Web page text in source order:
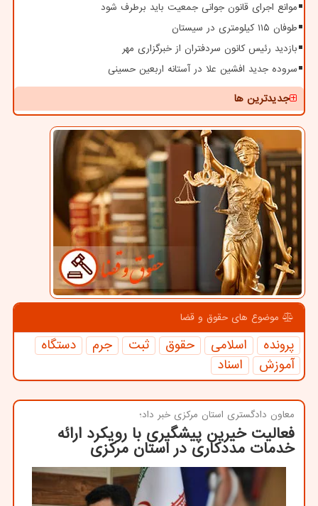
موانع اجرای قانون جوانی جمعیت باید برطرف شود
طوفان ۱۱۵ کیلومتری در سیستان
بازدید رئیس کانون سردفتران از خبرگزاری مهر
سروده جدید افشین علا در آستانه اربعین حسینی
جدیدترین ها
موضوع های حقوق و قضا
پرونده اسلامی حقوق ثبت جرم
دستگاه
آموزش
اسناد
معاون دادگستری استان مركزی خبر داد؛
فعالیت خیرین پیشگیری با رویکرد ارائه
خدمات مددکاری در استان مرکزی